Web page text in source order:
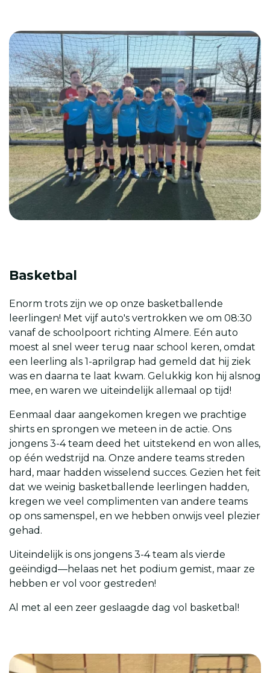
Basketbal
Enorm trots zijn we op onze basketballende
leerlingen! Met vijf auto's vertrokken we om 08:30
vanaf de schoolpoort richting Almere. Eén auto
moest al snel weer terug naar school keren, omdat
een leerling als 1-aprilgrap had gemeld dat hij ziek
was en daarna te laat kwam. Gelukkig kon hij alsnog
mee, en waren we uiteindelijk allemaal op tijd!
Eenmaal daar aangekomen kregen we prachtige
shirts en sprongen we meteen in de actie. Ons
jongens 3-4 team deed het uitstekend en won alles,
op één wedstrijd na. Onze andere teams streden
hard, maar hadden wisselend succes. Gezien het feit
dat we weinig basketballende leerlingen hadden,
kregen we veel complimenten van andere teams
op ons samenspel, en we hebben onwijs veel plezier
gehad.
Uiteindelijk is ons jongens 3-4 team als vierde
geëindigd—helaas net het podium gemist, maar ze
hebben er vol voor gestreden!
Al met al een zeer geslaagde dag vol basketbal!